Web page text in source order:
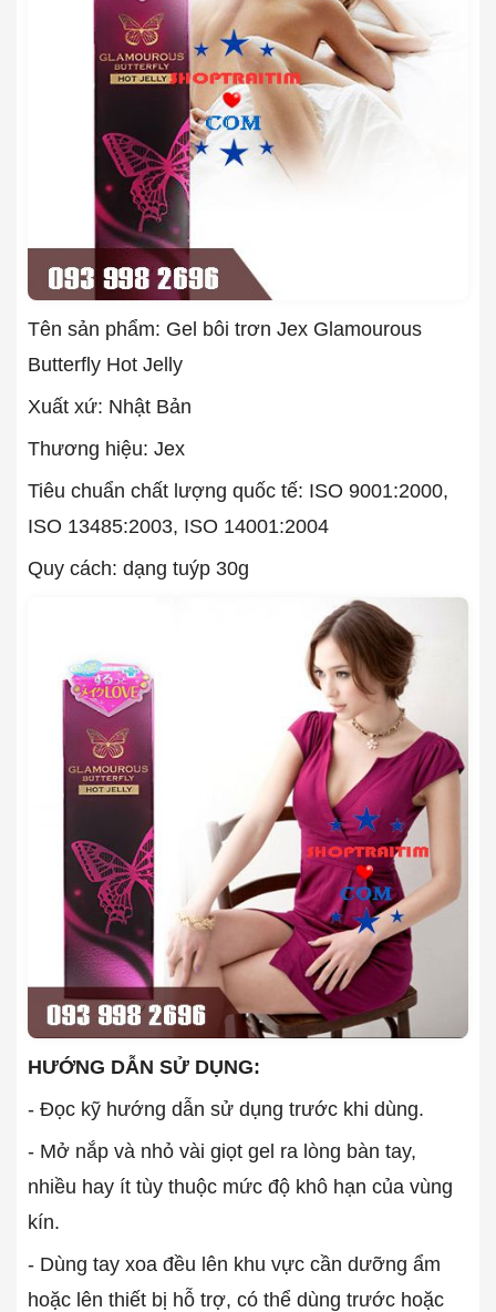
Tên sản phẩm: Gel bôi trơn Jex Glamourous
Butterfly Hot Jelly
Xuất xứ: Nhật Bản
Thương hiệu: Jex
Tiêu chuẩn chất lượng quốc tế: ISO 9001:2000,
ISO 13485:2003, ISO 14001:2004
Quy cách: dạng tuýp 30g
HƯỚNG DẪN SỬ DỤNG:
- Đọc kỹ hướng dẫn sử dụng trước khi dùng.
- Mở nắp và nhỏ vài giọt gel ra lòng bàn tay,
nhiều hay ít tùy thuộc mức độ khô hạn của vùng
kín.
- Dùng tay xoa đều lên khu vực cần dưỡng ẩm
hoặc lên thiết bị hỗ trợ, có thể dùng trước hoặc